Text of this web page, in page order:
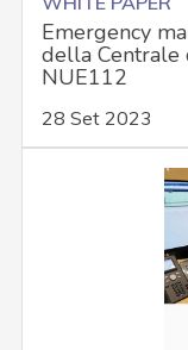
Emergency
della Centrale
NUE112
28 Set 2023